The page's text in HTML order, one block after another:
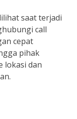
saat terjadi
call
cepat
pihak
lokasi dan